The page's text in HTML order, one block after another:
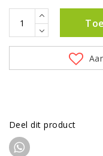
Deel dit product